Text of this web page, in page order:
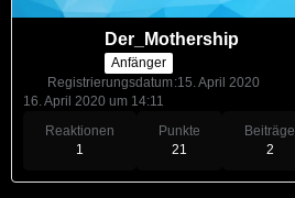
Der_Mothership
Anfänger
Reaktionen
1
Punkte
21
Beiträge
2
Registrierungsdatum 15. April 2020
16. April 2020 um 14:11